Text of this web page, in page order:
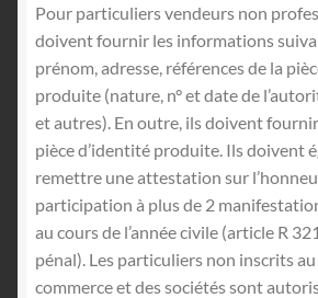
Pour particuliers vendeurs non
doivent fournir les informations
prénom, adresse, références de la
produite (nature, n° et date de
et autres). En outre, ils doivent
pièce d’identité produite. Ils doivent
remettre une attestation sur
participation à plus de 2
au cours de l’année civile (article R
pénal). Les particuliers non inscrits
commerce et des sociétés sont